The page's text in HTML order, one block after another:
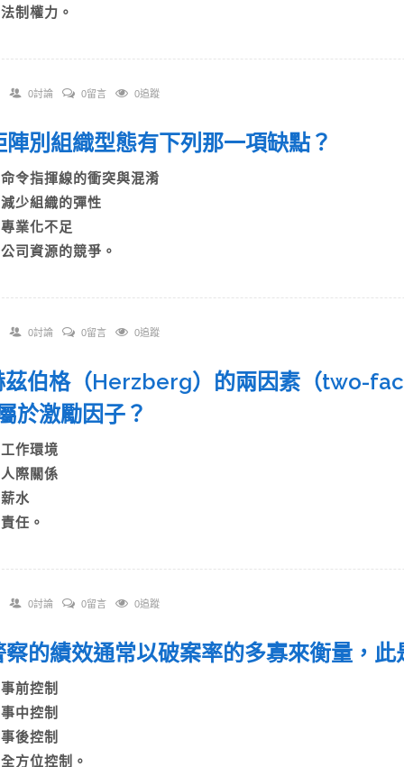
制權力。
0討論 0留言 0追蹤
陣別組織型態有下列那一項缺點？
令指揮線的衝突與混淆
少組織的彈性
業化不足
司資源的競爭。
0討論 0留言 0追蹤
茲伯格（Herzberg）的兩因素（two-
於激勵因子？
作環境
際關係
水
任。
0討論 0留言 0追蹤
察的績效通常以破案率的多寡來衡量，
前控制
中控制
後控制
方位控制。